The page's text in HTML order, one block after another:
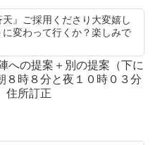
』ご採用くださり大変嬉し
変わって行くか？楽しみで
への提案＋別の提案（下に
時８分と夜１０時０３分
所訂正